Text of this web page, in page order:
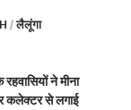
लैलूंगा
ने मीना
कलेक्टर से लगाई